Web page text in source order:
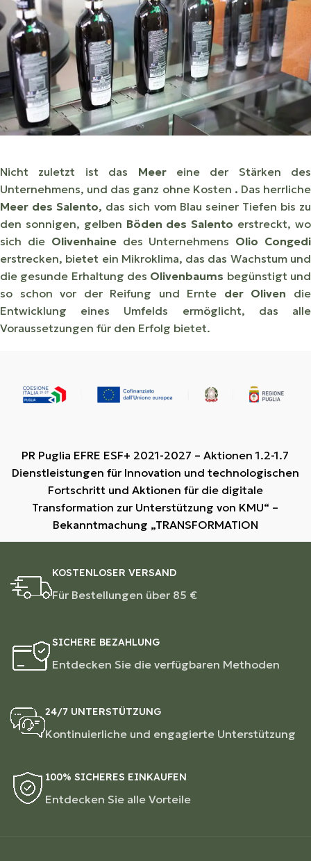
Nicht zuletzt ist das Meereine der Stärken des
Unternehmens, und das ganz ohne Kosten . Das herrliche
Meer des Salento, das sich vom Blau seiner Tiefen bis zu
den sonnigen, gelben Böden des Salento erstreckt, wo
sich die Olivenhainedes Unternehmens Olio Congedi
erstrecken, bietet ein Mikroklima, das das Wachstum und
die gesunde Erhaltung des Olivenbaums begünstigt und
so schon vor der Reifung und Ernte der Oliven die
Entwicklung eines Umfelds ermöglicht, das alle
Voraussetzungen für den Erfolg bietet.
PR Puglia EFRE ESF+ 2021-2027 – Aktionen 1.2-1.7
Dienstleistungen für Innovation und technologischen
Fortschritt und Aktionen für die digitale
Transformation zur Unterstützung von KMU“ –
Bekanntmachung „TRANSFORMATION
KOSTENLOSER VERSAND
Für Bestellungen über 85 €
SICHERE BEZAHLUNG
Entdecken Sie die verfügbaren Methoden
24/7 UNTERSTÜTZUNG
Kontinuierliche und engagierte Unterstützung
100% SICHERES EINKAUFEN
Entdecken Sie alle Vorteile